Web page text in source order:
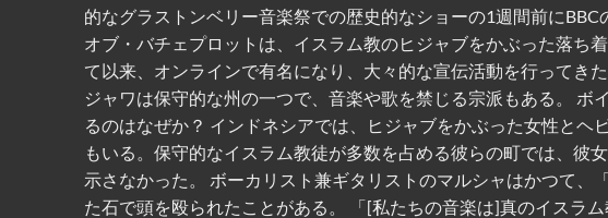
的なグラストンベリー音楽祭での歴史的なショーの1週間前に
オブ・バチェプロットは、イスラム教のヒジャブをかぶった落ち
て以来、オンラインで有名になり、大々的な宣伝活動を行ってき
ジャワは保守的な州の一つで、音楽や歌を禁じる宗派もある。
るのはなぜか？ インドネシアでは、ヒジャブをかぶった女性とヘ
もいる。保守的なイスラム教徒が多数を占める彼らの町では、彼
示さなかった。 ボーカリスト兼ギタリストのマルシャはかつて
た石で頭を殴られたことがある。 「[私たちの音楽は]真のイスラ